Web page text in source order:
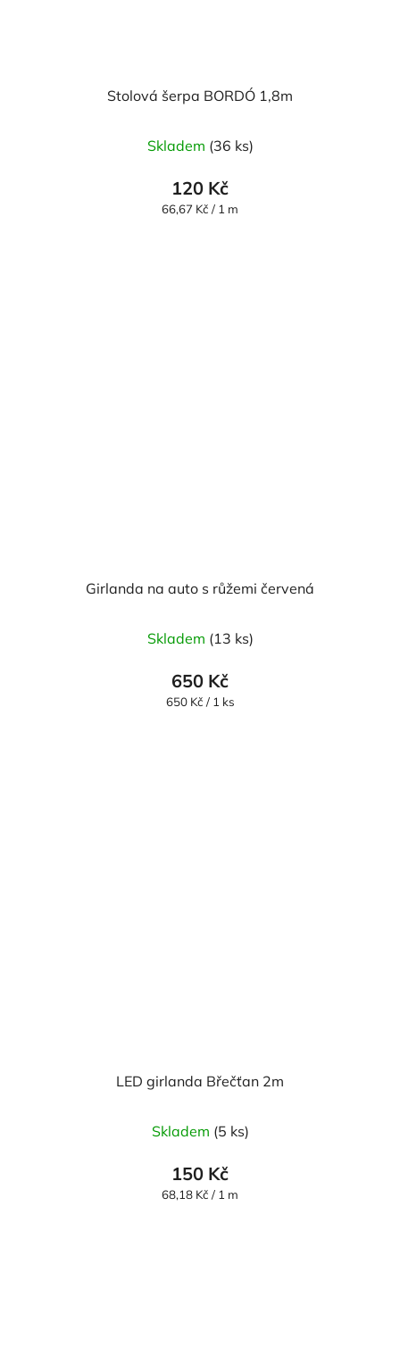
Stolová šerpa BORDÓ 1,8m
Skladem (36 ks)
120 Kč
Měrná
66,67 Kč / 1 m
Girlanda na auto s růžemi červená
Skladem (13 ks)
650 Kč
Měrná
650 Kč / 1 ks
LED girlanda Břečťan 2m
Skladem (5 ks)
150 Kč
Měrná
68,18 Kč / 1 m